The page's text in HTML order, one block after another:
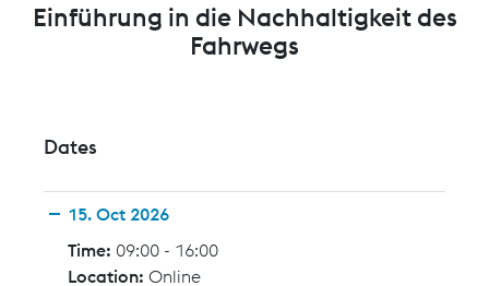
Einführung in die Nachhaltigkeit des
Fahrwegs
Dates
15. Oct 2026
Time: 09:00 - 16:00
Location: Online